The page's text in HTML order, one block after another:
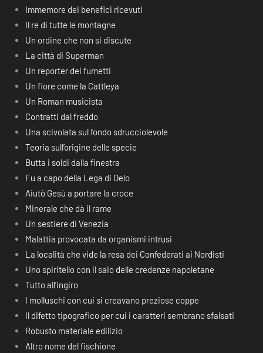
Immemore dei benefici ricevuti
Il re di tutte le montagne
Un ordine che non si discute
La città di Superman
Un reporter dei fumetti
Un fiore come la Cattleya
Un Roman musicista
Contratti dal freddo
Una scivolata sul fondo sdrucciolevole
Teoria sull’origine delle specie
Butta i soldi dalla finestra
Fu a capo della Lega di Delo
Aiutò Gesù a portare la croce
Minerale che dà il rame
Un sestiere di Venezia
Malattia provocata da organismi intrusi
La località che vide la resa dei Confederati ai Nordisti
Uno spiritello con il saio delle credenze napoletane
Tutto all’ingiro
I molluschi con cui si creavano preziose coppe
Il difetto tipografico per cui i caratteri sembrano sfalsati
Robusto materiale edilizio
Altro nome del fischione